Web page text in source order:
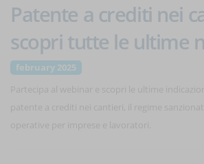
Patente a crediti nei
scopri tutte le ultime
february 2025